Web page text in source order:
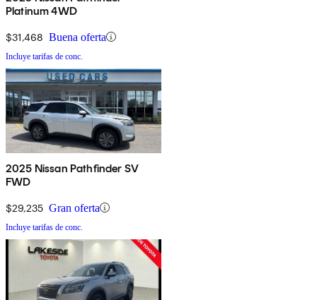
Platinum 4WD
$31,468 Buena oferta
Incluye tarifas de conc.
2025 Nissan Pathfinder SV
FWD
$29,235 Gran oferta
Incluye tarifas de conc.